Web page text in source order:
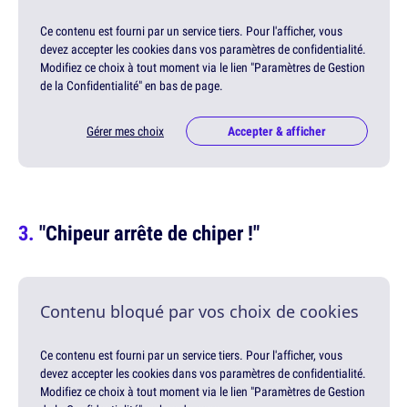
Ce contenu est fourni par un service tiers. Pour l'afficher, vous
devez accepter les cookies dans vos paramètres de confidentialité.
Modifiez ce choix à tout moment via le lien "Paramètres de Gestion
de la Confidentialité" en bas de page.
Gérer mes choix Accepter & afficher
"Chipeur arrête de chiper !"
Contenu bloqué par vos choix de cookies
Ce contenu est fourni par un service tiers. Pour l'afficher, vous
devez accepter les cookies dans vos paramètres de confidentialité.
Modifiez ce choix à tout moment via le lien "Paramètres de Gestion